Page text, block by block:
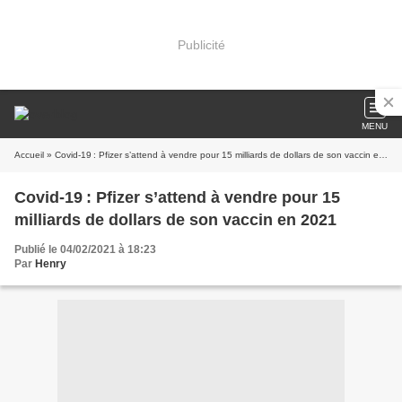
Publicité
MENU
Accueil » Covid-19 : Pfizer s’attend à vendre pour 15 milliards de dollars de son vaccin en 2021
Covid-19 : Pfizer s’attend à vendre pour 15
milliards de dollars de son vaccin en 2021
Publié le 04/02/2021 à 18:23
Par Henry